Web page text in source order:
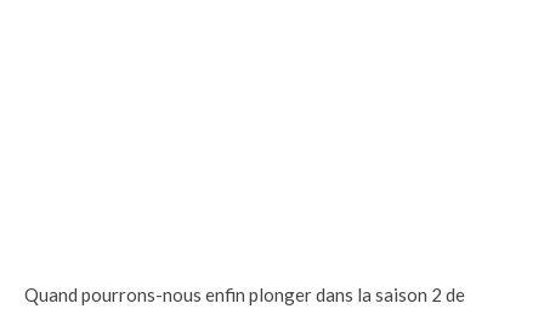
Quand pourrons-nous enfin plonger dans la saison 2 de